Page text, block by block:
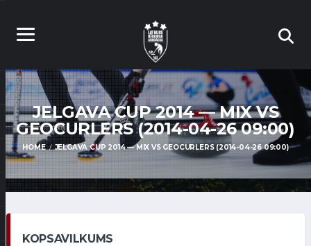
JELGAVA CUP 2014 — MIX VS
GEOCURLERS (2014-04-26 09:00)
HOME JELGAVA CUP 2014 — MIX VS GEOCURLERS (2014-04-26 09:00)
KOPSAVILKUMS